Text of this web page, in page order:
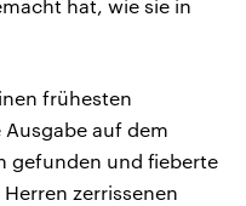
hat, wie sie in
frühesten
auf dem
gefunden und fieberte
zerrissenen